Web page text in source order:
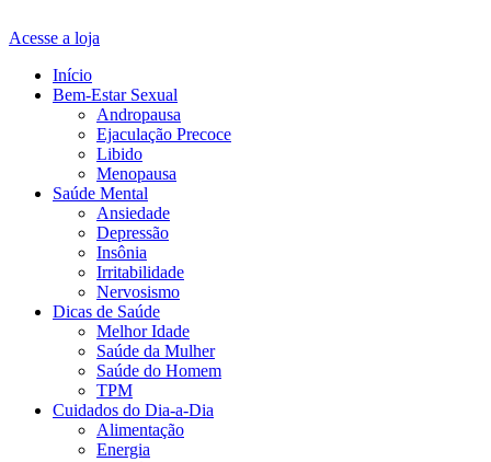
Acesse a loja
Início
Bem-Estar Sexual
Andropausa
Ejaculação Precoce
Libido
Menopausa
Saúde Mental
Ansiedade
Depressão
Insônia
Irritabilidade
Nervosismo
Dicas de Saúde
Melhor Idade
Saúde da Mulher
Saúde do Homem
TPM
Cuidados do Dia-a-Dia
Alimentação
Energia